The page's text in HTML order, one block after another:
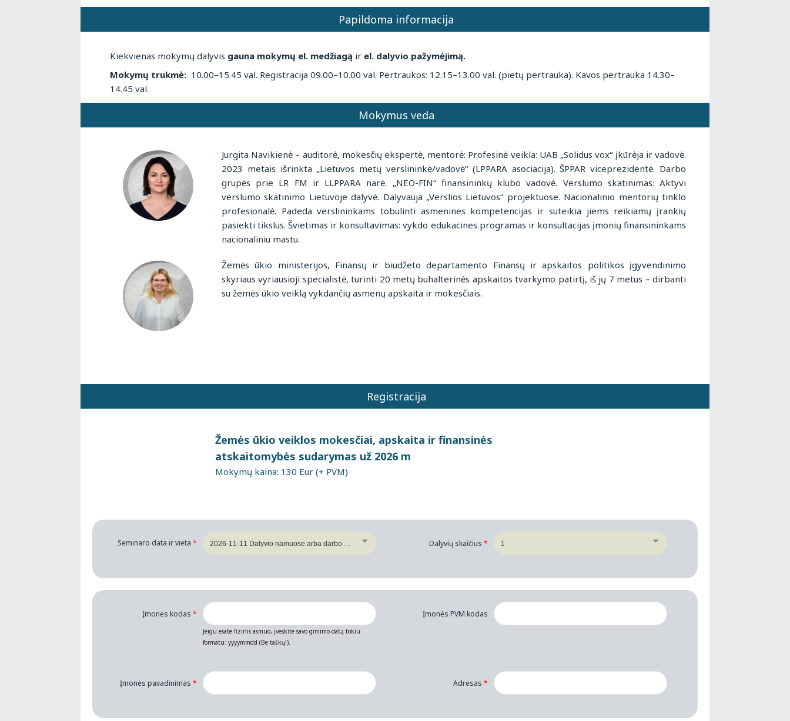
Papildoma informacija
Kiekvienas mokymų dalyvis gauna mokymų el. medžiagą ir el. dalyvio pažymėjimą.
Mokymų trukmė:10.00–15.45 val. Registracija 09.00–10.00 val. Pertraukos: 12.15–13.00 val. (pietų pertrauka). Kavos pertrauka 14.30–
14.45 val.
Mokymus veda
Jurgita Navikienė – auditorė, mokesčių ekspertė, mentorė: Profesinė veikla: UAB „Solidus vox“ įkūrėja ir vadovė.
2023 metais išrinkta „Lietuvos metų verslininkė/vadovė“ (LPPARA asociacija). ŠPPAR viceprezidentė. Darbo
grupės prie LR FM ir LLPPARA narė. „NEO-FIN“ finansininkų klubo vadovė. Verslumo skatinimas: Aktyvi
verslumo skatinimo Lietuvoje dalyvė. Dalyvauja „Verslios Lietuvos“ projektuose. Nacionalinio mentorių tinklo
profesionalė. Padeda verslininkams tobulinti asmenines kompetencijas ir suteikia jiems reikiamų įrankių
pasiekti tikslus. Švietimas ir konsultavimas: vykdo edukacines programas ir konsultacijas įmonių finansininkams
nacionaliniu mastu.
Žemės ūkio ministerijos, Finansų ir biudžeto departamento Finansų ir apskaitos politikos įgyvendinimo
skyriaus vyriausioji specialistė, turinti 20 metų buhalterinės apskaitos tvarkymo patirtį, iš jų 7 metus – dirbanti
su žemės ūkio veiklą vykdančių asmenų apskaita ir mokesčiais.
Registracija
Žemės ūkio veiklos mokesčiai, apskaita ir finansinės
atskaitomybės sudarymas už 2026 m
Mokymų kaina: 130 Eur (+ PVM)
Seminaro data ir vieta* Dalyvių skaičius*
Įmonės kodas*
Jeigu esate fizinis asmuo, įveskite savo gimimo datą tokiu
formatu: yyyymmdd (Be taškų!).
Įmonės PVM kodas
Įmonės pavadinimas* Adresas*